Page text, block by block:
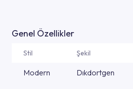
Genel Özellikler
Stil Şekil
Modern Dıkdortgen